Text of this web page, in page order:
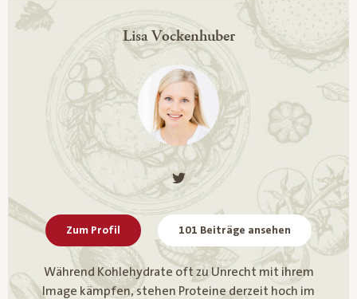
Lisa Vockenhuber
Zum Profil 101 Beiträge ansehen
Während Kohlehydrate oft zu Unrecht mit ihrem
Image kämpfen, stehen Proteine derzeit hoch im